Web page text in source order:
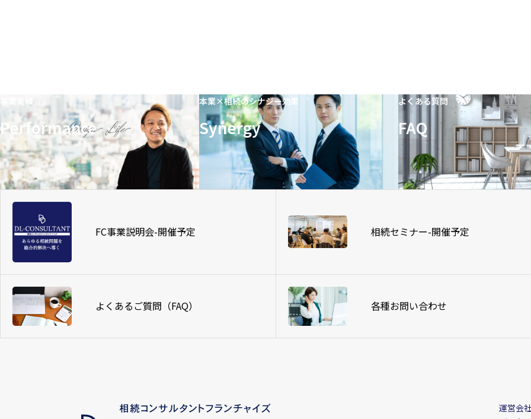
事業実績
Performance
本業×相続のシナジー効果
Synergy
よくある質問
FAQ
FC事業説明会-開催予定 相続セミナー-開催予定
よくあるご質問（FAQ） 各種お問い合わせ
運営会